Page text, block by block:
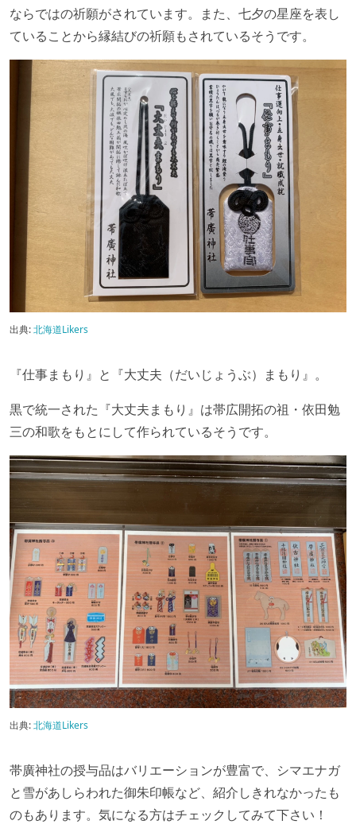
ならではの祈願がされています。また、七夕の星座を表し
ていることから縁結びの祈願もされているそうです。
出典:北海道Likers
『仕事まもり』と『大丈夫（だいじょうぶ）まもり』。
黒で統一された『大丈夫まもり』は帯広開拓の祖・依田勉
三の和歌をもとにして作られているそうです。
出典:北海道Likers
帯廣神社の授与品はバリエーションが豊富で、シマエナガ
と雪があしらわれた御朱印帳など、紹介しきれなかったも
のもあります。気になる方はチェックしてみて下さい！